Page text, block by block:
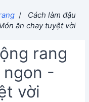
/
Cách làm đậu
ăn chay tuyệt vời
rang
-
vời